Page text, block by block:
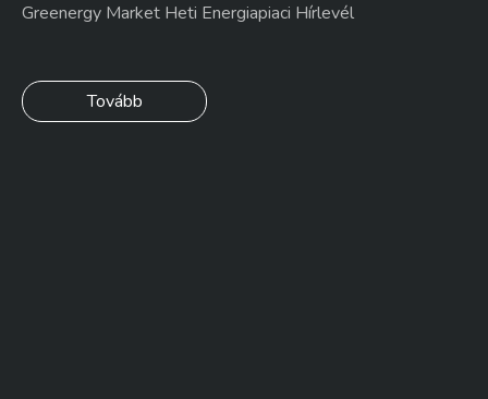
Greenergy Market Heti Energiapiaci Hírlevél
Tovább